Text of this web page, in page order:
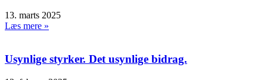
13. marts 2025
Læs mere »
Usynlige styrker. Det usynlige bidrag.